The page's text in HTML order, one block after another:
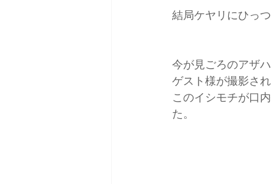
結局ケヤリにひっ
今が見ごろのアザ
ゲスト様が撮影さ
このイシモチが口
た。